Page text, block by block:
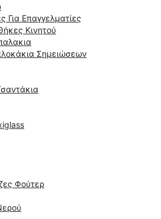
Για Επαγγελματίες
Κινητού
Σημειώσεων
Φούτερ